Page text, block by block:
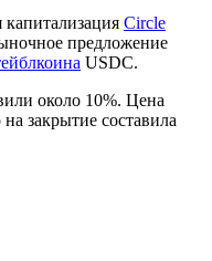
Circle
предложение
USDC.
около 10%. Цена
закрытие составила